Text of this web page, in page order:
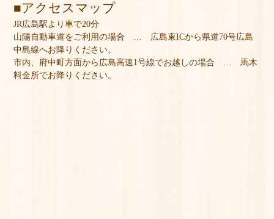
アクセスマップ
JR広島駅より車で20分
山陽自動車道をご利用の場合 … 広島東ICから県道70号広島
中島線へお降りください。
市内、府中町方面から広島高速1号線でお越しの場合 … 馬木
料金所でお降りください。